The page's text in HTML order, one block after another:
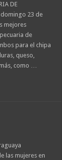
DE
domingo 23 de
mejores
de
para el chipa
queso,
como …
las mujeres en